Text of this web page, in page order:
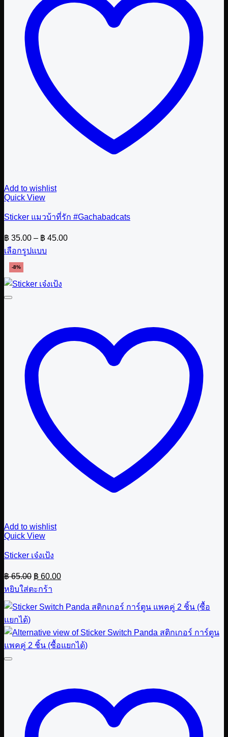
Add to wishlist
Quick View
Sticker แมวบ้าที่รัก #Gachabadcats
฿ 35.00 – ฿ 45.00Price
เลือกรูปแบบ
This
product
has
multiple
variants.
product
-8%
Add to wishlist
Quick View
Sticker เจ๋งเป้ง
฿65.00 Original
price
was:
฿ 65.00.
฿ 60.00Current
price
฿ 60.00.
หยิบใส่ตะกร้า